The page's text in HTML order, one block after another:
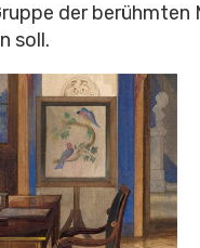
der berühmten
soll.